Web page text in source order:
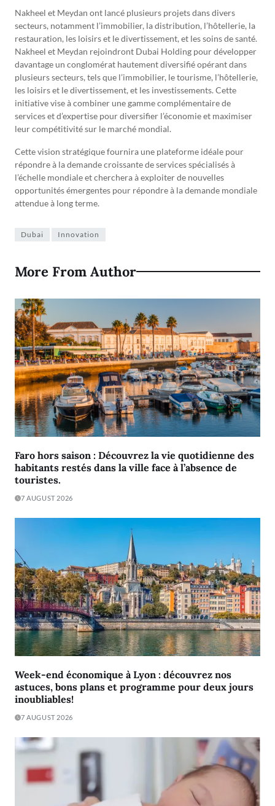
Nakheel et Meydan ont lancé plusieurs projets dans divers
secteurs, notamment l’immobilier, la distribution, l’hôtellerie, la
restauration, les loisirs et le divertissement, et les soins de santé.
Nakheel et Meydan rejoindront Dubai Holding pour développer
davantage un conglomérat hautement diversifié opérant dans
plusieurs secteurs, tels que l’immobilier, le tourisme, l’hôtellerie,
les loisirs et le divertissement, et les investissements. Cette
initiative vise à combiner une gamme complémentaire de
services et d’expertise pour diversifier l’économie et maximiser
leur compétitivité sur le marché mondial.
Cette vision stratégique fournira une plateforme idéale pour
répondre à la demande croissante de services spécialisés à
l’échelle mondiale et cherchera à exploiter de nouvelles
opportunités émergentes pour répondre à la demande mondiale
attendue à long terme.
Dubai Innovation
More From Author
Faro hors saison : Découvrez la vie quotidienne des
habitants restés dans la ville face à l’absence de
touristes.
7 AUGUST 2026
Week-end économique à Lyon : découvrez nos
astuces, bons plans et programme pour deux jours
inoubliables!
7 AUGUST 2026